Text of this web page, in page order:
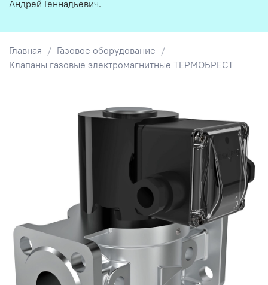
Главная
Газовое оборудование
Клапаны газовые электромагнитные ТЕРМОБРЕСТ
Андрей Геннадьевич.